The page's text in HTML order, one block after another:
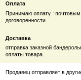
Оплата
Принимаю оплату : почтовым
договоренности.
Доставка
отправка заказной
оплаты товара.
Продавец отправляет в